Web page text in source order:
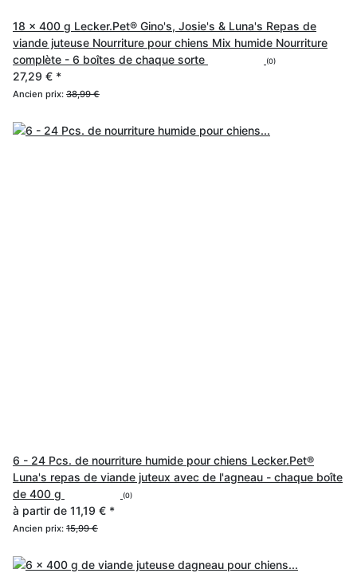
18 x 400 g Lecker.Pet® Gino's, Josie's & Luna's Repas de
viande juteuse Nourriture pour chiens Mix humide Nourriture
complète - 6 boîtes de chaque sorte
(0)
27,29 € *
Ancien prix: 38,99 €
6 - 24 Pcs. de nourriture humide pour chiens Lecker.Pet®
Luna's repas de viande juteux avec de l'agneau - chaque boîte
de 400 g
(0)
à partir de 11,19 € *
Ancien prix: 15,99 €